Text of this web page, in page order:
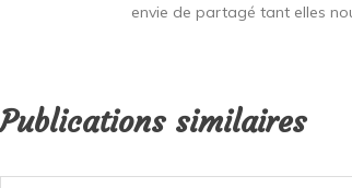
envie de partagé tant elles
Publications similaires